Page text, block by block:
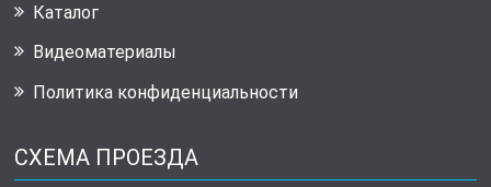
Каталог
Видеоматериалы
Политика конфиденциальности
СХЕМА ПРОЕЗДА